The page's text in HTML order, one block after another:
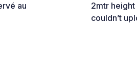
au
2mtr
couldn’t